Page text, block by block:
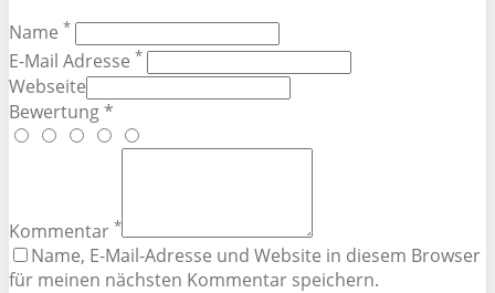
Name *
E-Mail Adresse *
Webseite
Bewertung *
Kommentar *
Name, E-Mail-Adresse und Website in diesem Browser
für meinen nächsten Kommentar speichern.